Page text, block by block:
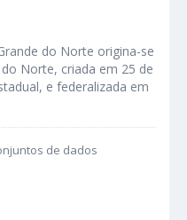
do Norte origina-se
Norte, criada em 25 de
e federalizada em
de dados